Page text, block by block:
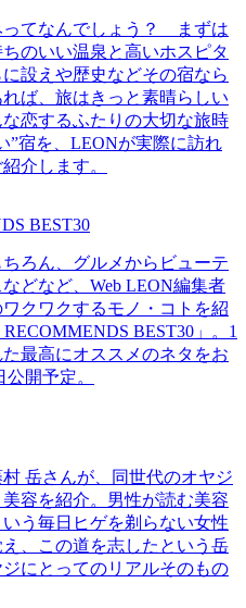
ってなんでしょう？ まずは
のいい温泉と高いホスピタ
設えや歴史などその宿なら
ば、旅はきっと素晴らしい
恋するふたりの大切な旅時
”宿を、LEONが実際に訪れ
介します。
BEST30
ろん、グルメからビューテ
どなど、Web LEON編集者
クワクするモノ・コトを紹
BEST30」。1
最高にオススメのネタをお
開予定。
岳さんが、同世代のオヤジ
容を紹介。男性が読む美容
う毎日ヒゲを剃らない女性
、この道を志したという岳
にとってのリアルそのもの